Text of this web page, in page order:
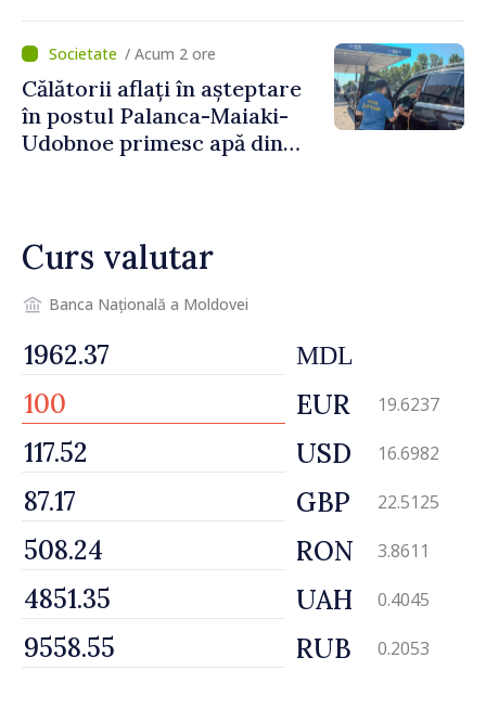
/ Acum 2 ore
Călătorii aflați în așteptare
în postul Palanca-Maiaki-
Udobnoe primesc apă din
Curs valutar
Banca Națională a Moldovei
MDL
EUR 19.6237
USD 16.6982
GBP 22.5125
RON 3.8611
UAH 0.4045
RUB 0.2053